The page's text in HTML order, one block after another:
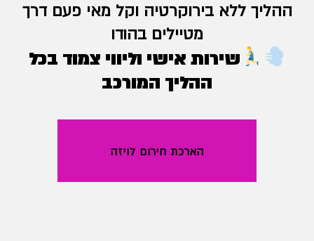
ההליך ללא בירוקרטיה וקל מאי פעם דרך
מטיילים בהודו
שירות אישי וליווי צמוד בכל
ההליך המורכב
הארכת חירום לויזה